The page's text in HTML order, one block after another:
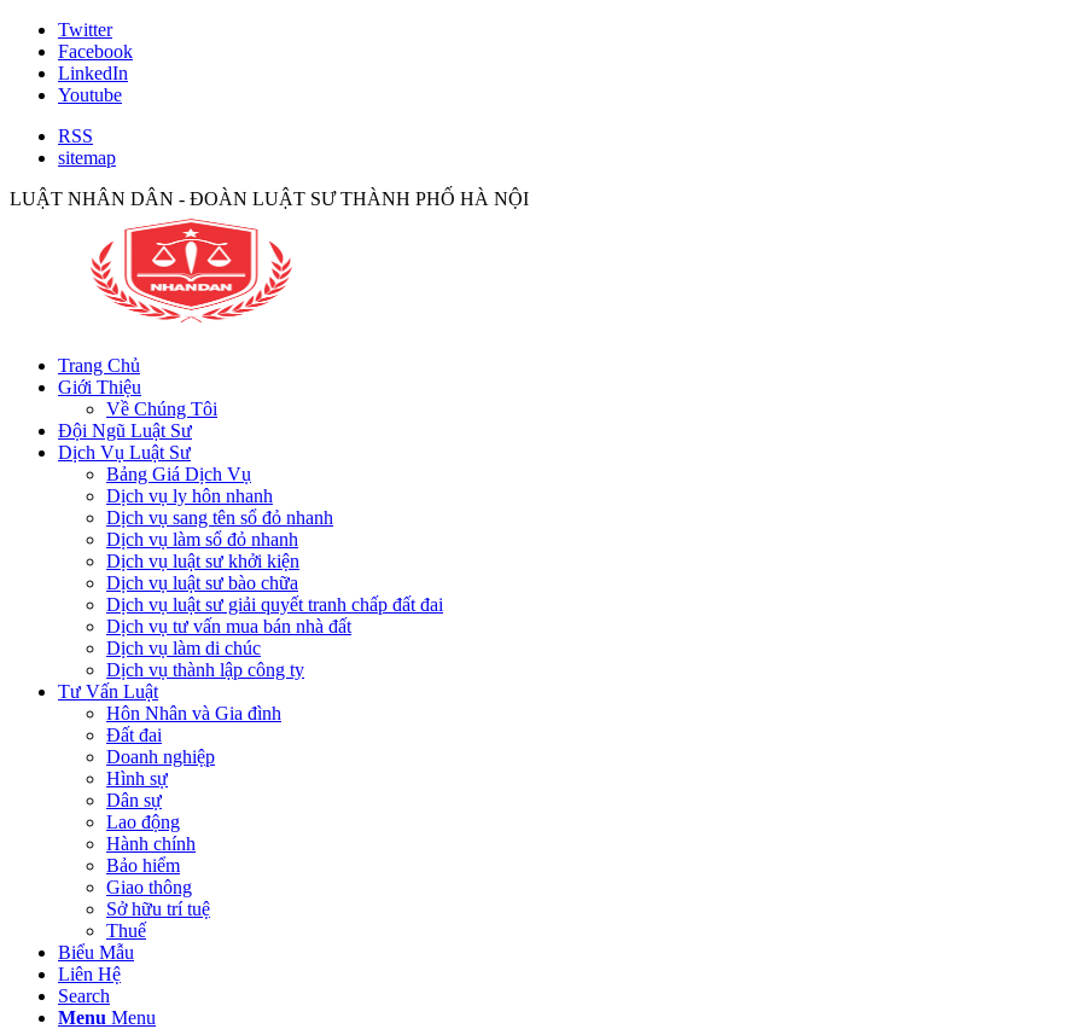
Twitter
Facebook
LinkedIn
Youtube
RSS
sitemap
LUẬT NHÂN DÂN - ĐOÀN LUẬT SƯ THÀNH PHỐ HÀ NỘI
Trang Chủ
Giới Thiệu
Về Chúng Tôi
Đội Ngũ Luật Sư
Dịch Vụ Luật Sư
Bảng Giá Dịch Vụ
Dịch vụ ly hôn nhanh
Dịch vụ sang tên sổ đỏ nhanh
Dịch vụ làm sổ đỏ nhanh
Dịch vụ luật sư khởi kiện
Dịch vụ luật sư bào chữa
Dịch vụ luật sư giải quyết tranh chấp đất đai
Dịch vụ tư vấn mua bán nhà đất
Dịch vụ làm di chúc
Dịch vụ thành lập công ty
Tư Vấn Luật
Hôn Nhân và Gia đình
Đất đai
Doanh nghiệp
Hình sự
Dân sự
Lao động
Hành chính
Bảo hiểm
Giao thông
Sở hữu trí tuệ
Thuế
Biểu Mẫu
Liên Hệ
Search
Menu Menu